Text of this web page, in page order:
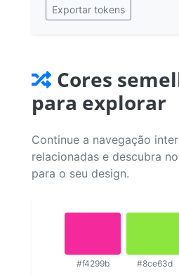
Exportar tokens
Cores
para explorar
Continue a navegação
relacionadas e descubra
para o seu design.
#f4299b #8ce63d